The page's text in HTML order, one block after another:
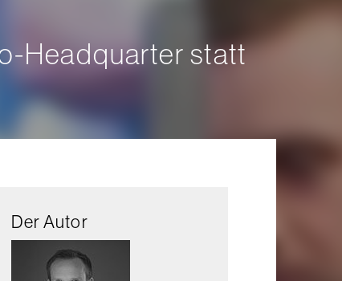
Headquarter statt
Der Autor